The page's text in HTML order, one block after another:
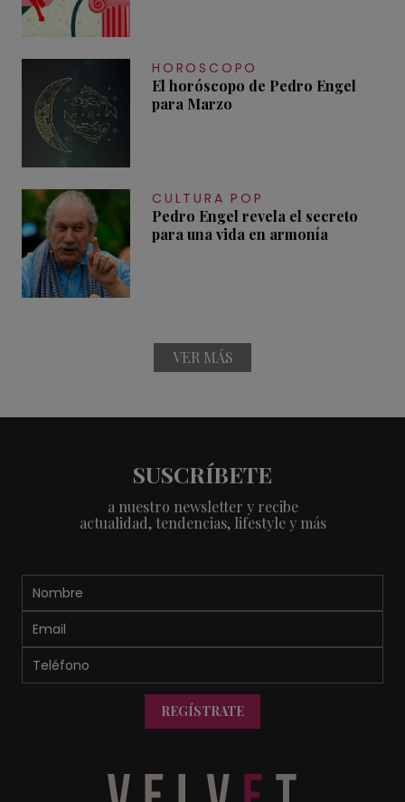
HOROSCOPO
El horóscopo de Pedro Engel
para Marzo
CULTURA POP
Pedro Engel revela el secreto
para una vida en armonía
VER MÁS
SUSCRÍBETE
a nuestro newsletter y recibe
actualidad, tendencias, lifestyle y más
REGÍSTRATE